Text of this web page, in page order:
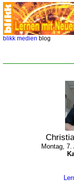
blikk medien blog
Montag, 7.